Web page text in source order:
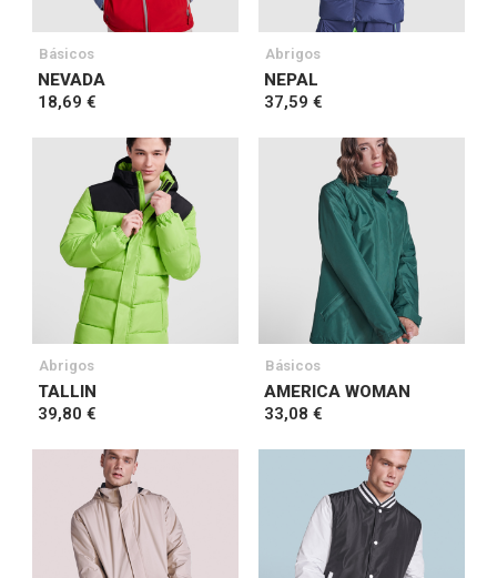
Básicos
NEVADA
18,69 €
Abrigos
NEPAL
37,59 €
Abrigos
TALLIN
39,80 €
Básicos
AMERICA WOMAN
33,08 €